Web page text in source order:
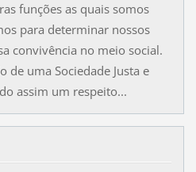
funções as quais somos
para determinar nossos
convivência no meio social.
de uma Sociedade Justa e
assim um respeito...